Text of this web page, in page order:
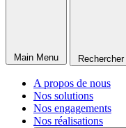
Main Menu Rechercher
A propos de nous
Nos solutions
Nos engagements
Nos réalisations